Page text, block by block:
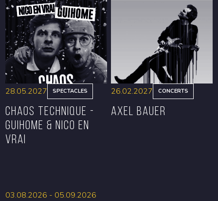
RÉSERVER RÉSERVER
28.05.2027 SPECTACLES
CHAOS TECHNIQUE -
GUIHOME & NICO EN
VRAI
26.02.2027 CONCERTS
Axel Bauer
03.08.2026 - 05.09.2026